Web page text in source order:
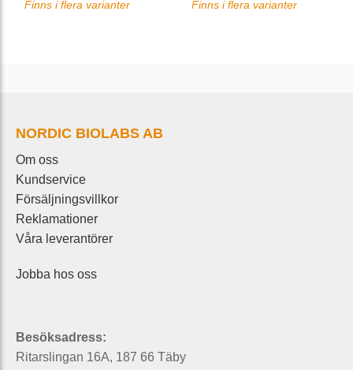
Finns i flera varianter
Finns i flera varianter
NORDIC BIOLABS AB
Om oss
Kundservice
Försäljningsvillkor
Reklamationer
Våra leverantörer
Jobba hos oss
Besöksadress:
Ritarslingan 16A, 187 66 Täby